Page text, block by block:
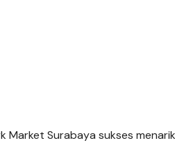
Market Surabaya sukses